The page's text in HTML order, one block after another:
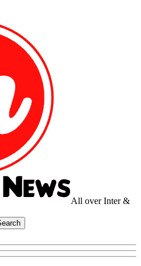
All over Inter &